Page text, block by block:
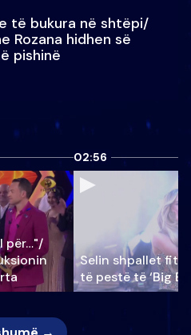
të bukura në shtëpi/
Rozana hidhen së
pishinë
për…"/
02:56
Selin shpallet
të pestë të ‘Big